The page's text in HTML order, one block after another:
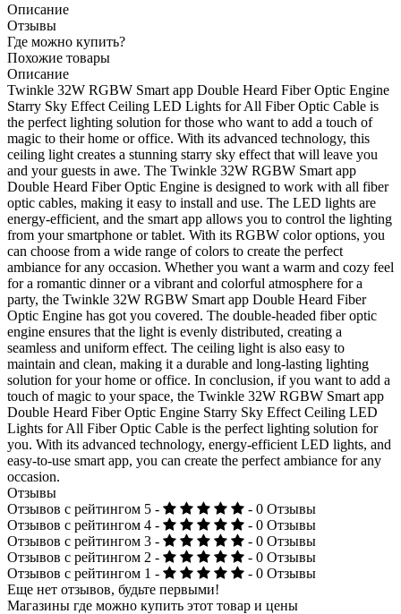
Описание
Отзывы
Где можно купить?
Похожие товары
Описание
Twinkle 32W RGBW Smart app Double Heard Fiber Optic Engine
Starry Sky Effect Ceiling LED Lights for All Fiber Optic Cable is
the perfect lighting solution for those who want to add a touch of
magic to their home or office. With its advanced technology, this
ceiling light creates a stunning starry sky effect that will leave you
and your guests in awe. The Twinkle 32W RGBW Smart app
Double Heard Fiber Optic Engine is designed to work with all fiber
optic cables, making it easy to install and use. The LED lights are
energy-efficient, and the smart app allows you to control the lighting
from your smartphone or tablet. With its RGBW color options, you
can choose from a wide range of colors to create the perfect
ambiance for any occasion. Whether you want a warm and cozy feel
for a romantic dinner or a vibrant and colorful atmosphere for a
party, the Twinkle 32W RGBW Smart app Double Heard Fiber
Optic Engine has got you covered. The double-headed fiber optic
engine ensures that the light is evenly distributed, creating a
seamless and uniform effect. The ceiling light is also easy to
maintain and clean, making it a durable and long-lasting lighting
solution for your home or office. In conclusion, if you want to add a
touch of magic to your space, the Twinkle 32W RGBW Smart app
Double Heard Fiber Optic Engine Starry Sky Effect Ceiling LED
Lights for All Fiber Optic Cable is the perfect lighting solution for
you. With its advanced technology, energy-efficient LED lights, and
easy-to-use smart app, you can create the perfect ambiance for any
occasion.
Отзывы
Отзывов с рейтингом 5 -
- 0 Отзывы
Отзывов с рейтингом 4 -
- 0 Отзывы
Отзывов с рейтингом 3 -
- 0 Отзывы
Отзывов с рейтингом 2 -
- 0 Отзывы
Отзывов с рейтингом 1 -
- 0 Отзывы
Еще нет отзывов, будьте первыми!
Магазины где можно купить этот товар и цены